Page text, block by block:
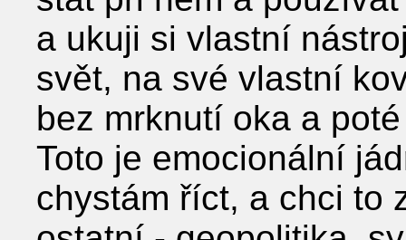
a ukuji si vlastní
svět, na své vlastní
bez mrknutí oka a
Toto je emocionální
chystám říct, a chci to